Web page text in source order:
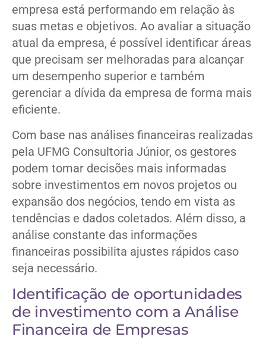
empresa está performando em relação às
suas metas e objetivos. Ao avaliar a situação
atual da empresa, é possível identificar áreas
que precisam ser melhoradas para alcançar
um desempenho superior e também
gerenciar a dívida da empresa de forma mais
eficiente.
Com base nas análises financeiras realizadas
pela UFMG Consultoria Júnior, os gestores
podem tomar decisões mais informadas
sobre investimentos em novos projetos ou
expansão dos negócios, tendo em vista as
tendências e dados coletados. Além disso, a
análise constante das informações
financeiras possibilita ajustes rápidos caso
seja necessário.
Identificação de oportunidades
de investimento com a Análise
Financeira de Empresas